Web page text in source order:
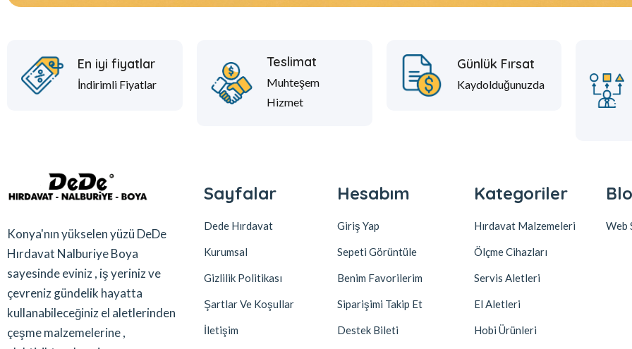
En iyi fiyatlar
İndirimli Fiyatlar
Teslimat
Muhteşem
Hizmet
Günlük Fırsat
Kaydolduğunuzda
Konya'nın yükselen yüzü DeDe
Hırdavat Nalburiye Boya
sayesinde eviniz , iş yeriniz ve
çevreniz gündelik hayatta
kullanabileceğiniz el aletlerinden
çeşme malzemelerine ,
Sayfalar
Dede Hırdavat
Kurumsal
Gizlilik Politikası
Şartlar Ve Koşullar
İletişim
Hesabım
Giriş Yap
Sepeti Görüntüle
Benim Favorilerim
Siparişimi Takip Et
Destek Bileti
Kategoriler
Hırdavat Malzemeleri
Ölçme Cihazları
Servis Aletleri
El Aletleri
Hobi Ürünleri
Web